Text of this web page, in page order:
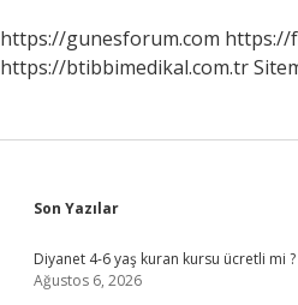
https://gunesforum.com https://
https://btibbimedikal.com.tr
Sidebar
Son Yazılar
Diyanet 4-6 yaş kuran kursu ücretli mi ?
Ağustos 6, 2026